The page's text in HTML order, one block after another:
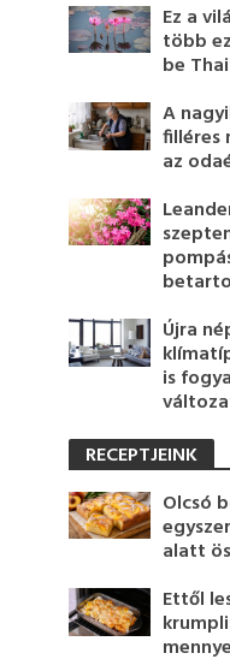
Ez a
több
be
A
filléres
az
Újra
is
RECEPTJEINK
Olcsó
alatt
Ettől